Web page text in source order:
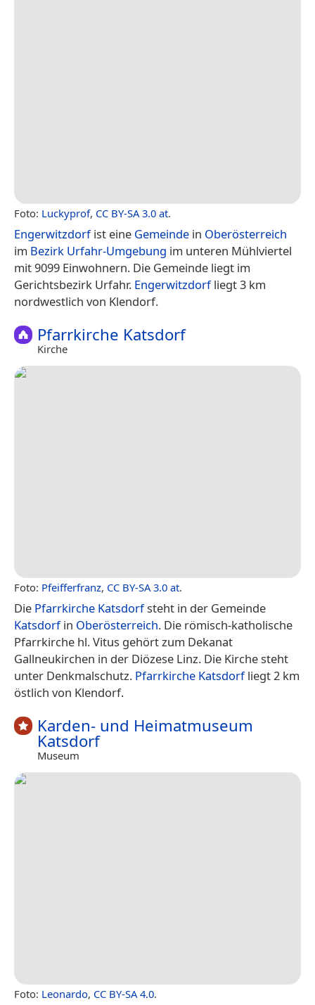
Foto: Luckyprof, CC BY-SA 3.0 at.
Engerwitzdorfist eine Gemeinde in Oberösterreich
im Bezirk Urfahr-Umgebung im unteren Mühlviertel
mit 9099 Einwohnern. Die Gemeinde liegt im
Gerichtsbezirk Urfahr. Engerwitzdorfliegt 3 km
nordwestlich von Klendorf.
Pfarrkirche Katsdorf
Kirche
Foto: Pfeifferfranz, CC BY-SA 3.0 at.
Die Pfarrkirche Katsdorfsteht in der Gemeinde
Katsdorfin Oberösterreich. Die römisch-katholische
Pfarrkirche hl. Vitus gehört zum Dekanat
Gallneukirchen in der Diözese Linz. Die Kirche steht
unter Denkmalschutz. Pfarrkirche Katsdorfliegt 2 km
östlich von Klendorf.
Karden- und Heimatmuseum
Katsdorf
Museum
Foto: Leonardo, CC BY-SA 4.0.